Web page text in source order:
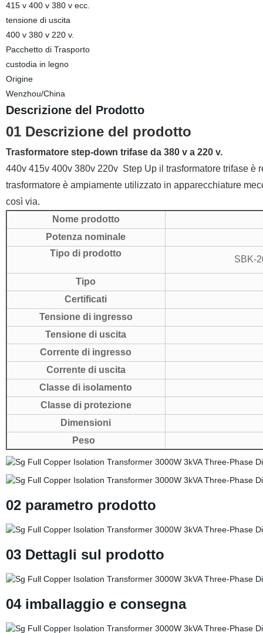
415 v 400 v 380 v ecc.
tensione di uscita
400 v 380 v 220 v.
Pacchetto di Trasporto
custodia in legno
Origine
Wenzhou/China
Descrizione del Prodotto
01 Descrizione del prodotto
Trasformatore step-down trifase da 380 v a 220 v.
440v 415v 400v 380v 220v Step Up il trasformatore trifase
trasformatore è ampiamente utilizzato in apparecchiature
così via.
Nome prodotto
Potenza nominale
Tipo di prodotto
SBK-
Tipo
Certificati
Tensione di ingresso
Tensione di uscita
Corrente di ingresso
Corrente di uscita
Classe di isolamento
Classe di protezione
Dimensioni
Peso
02 parametro prodotto
03 Dettagli sul prodotto
04 imballaggio e consegna